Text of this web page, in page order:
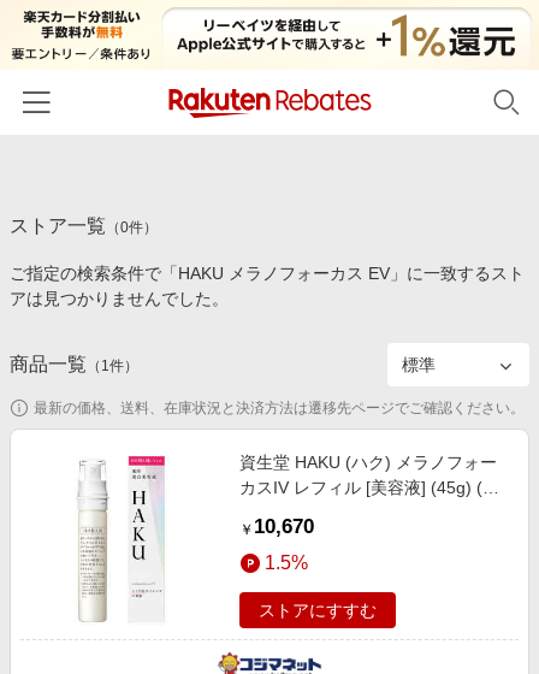
カテゴリー一覧
百貨店・総合ECモール
食品・スイーツ・お酒
コスメ・健康・医薬品
キッズ・ベビー用品
家電・PC・スマホ・カメラ
エンタメ
スポーツ・アウトドア・ゴルフ
イベント一覧
初回購入者限定特典
対象ストア新規限定特典
電子書籍特集
楽天ペイ導入ストア
楽天サービス特集
わくわく夏特集
ストア一覧 （0件）
ご指定の検索条件で「HAKU メラノフォーカス EV」に一致するスト
アは見つかりませんでした。
商品一覧 （ 1件）
最新の価格、送料、在庫状況と決済方法は遷移先ページでご確認ください。
資生堂 HAKU (ハク) メラノフォー
カスIV レフィル [美容液] (45g) (医
￥ 10,670
1.5%
ストアにすすむ